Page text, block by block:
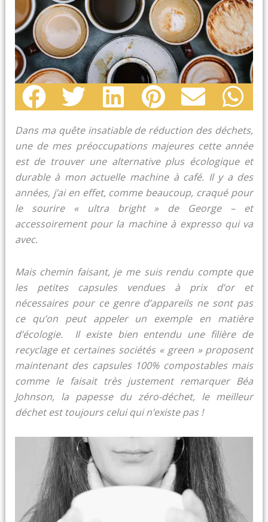
Dans ma quête insatiable de réduction des déchets,
une de mes préoccupations majeures cette année
est de trouver une alternative plus écologique et
durable à mon actuelle machine à café. Il y a des
années, j’ai en effet, comme beaucoup, craqué pour
le sourire « ultra bright » de George – et
accessoirement pour la machine à expresso qui va
avec.
Mais chemin faisant, je me suis rendu compte que
les petites capsules vendues à prix d’or et
nécessaires pour ce genre d’appareils ne sont pas
ce qu’on peut appeler un exemple en matière
d’écologie. Il existe bien entendu une filière de
recyclage et certaines sociétés « green » proposent
maintenant des capsules 100% compostables mais
comme le faisait très justement remarquer Béa
Johnson, la papesse du zéro-déchet, le meilleur
déchet est toujours celui qui n’existe pas !